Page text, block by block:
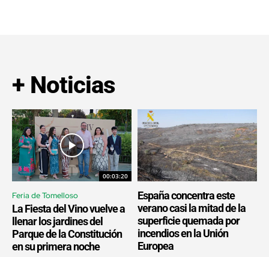
+ Noticias
00:03:20
Feria de Tomelloso
La Fiesta del Vino vuelve a
llenar los jardines del
Parque de la Constitución
en su primera noche
España concentra este
verano casi la mitad de la
superficie quemada por
incendios en la Unión
Europea